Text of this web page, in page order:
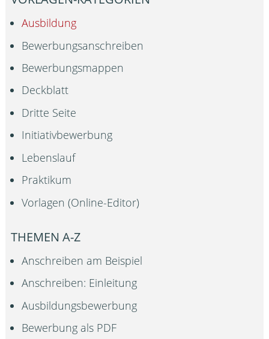
Ausbildung
Bewerbungsanschreiben
Bewerbungsmappen
Deckblatt
Dritte Seite
Initiativbewerbung
Lebenslauf
Praktikum
Vorlagen (Online-Editor)
THEMEN A-Z
Anschreiben am Beispiel
Anschreiben: Einleitung
Ausbildungsbewerbung
Bewerbung als PDF